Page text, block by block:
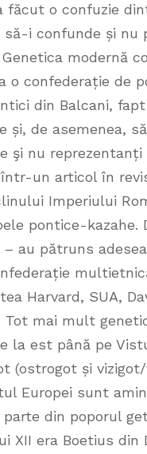
făcut o confuzie
să-i confunde și nu
modernă
o confederație de
din Balcani,
și, de asemenea,
şi nu
un articol în
Imperiului
pontice-kazahe.
au pătruns
Harvard, SUA,
Tot mai mult
la est până pe
(ostrogot și
Europei sunt
din poporul
XII era Boetius din